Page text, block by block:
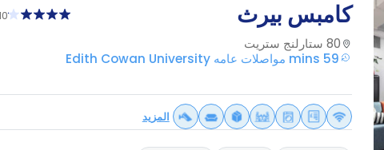
كامبس بيرث
80 ستارلنج ستريت
59 mins مواصلات عامه Edith Cowan University
المزيد